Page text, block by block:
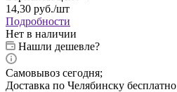
14,30 руб./шт
Подробности
Нет в наличии
Нашли дешевле?
Самовывоз сегодня;
Доставка по Челябинску бесплатно